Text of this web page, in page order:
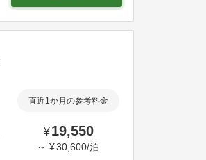
直近1か月の参考料金
¥ 19,550
～ ¥30,600/泊